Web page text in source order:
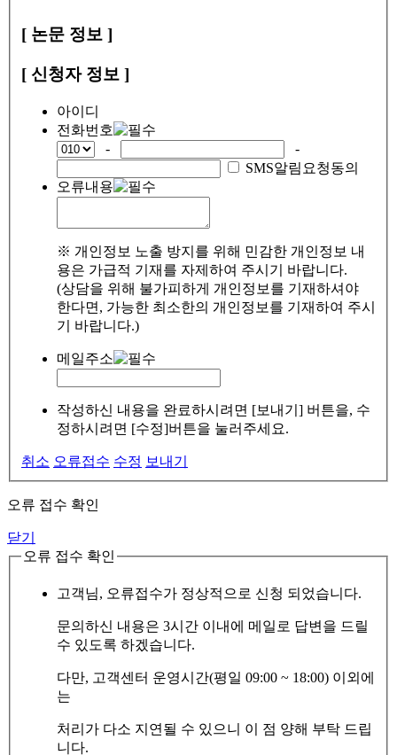
[ 논문 정보 ]
[ 신청자 정보 ]
아이디
전화번호
-
-
SMS알림요청동의
오류내용
※ 개인정보 노출 방지를 위해 민감한 개인정보 내
용은 가급적 기재를 자제하여 주시기 바랍니다.
(상담을 위해 불가피하게 개인정보를 기재하셔야
한다면, 가능한 최소한의 개인정보를 기재하여 주시
기 바랍니다.)
메일주소
작성하신 내용을 완료하시려면 [보내기] 버튼을, 수
정하시려면 [수정]버튼을 눌러주세요.
취소 오류접수 수정 보내기
오류 접수 확인
닫기
오류 접수 확인
고객님, 오류접수가 정상적으로 신청 되었습니다.
문의하신 내용은 3시간 이내에 메일로 답변을 드릴
수 있도록 하겠습니다.
다만, 고객센터 운영시간(평일 09:00 ~ 18:00) 이외에
는
처리가 다소 지연될 수 있으니 이 점 양해 부탁 드립
니다.